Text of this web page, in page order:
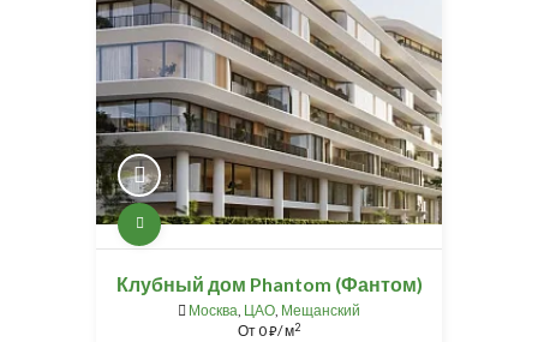
Клубный дом Phantom (Фантом)
Москва, ЦАО, Мещанский
От0⃏/ м2